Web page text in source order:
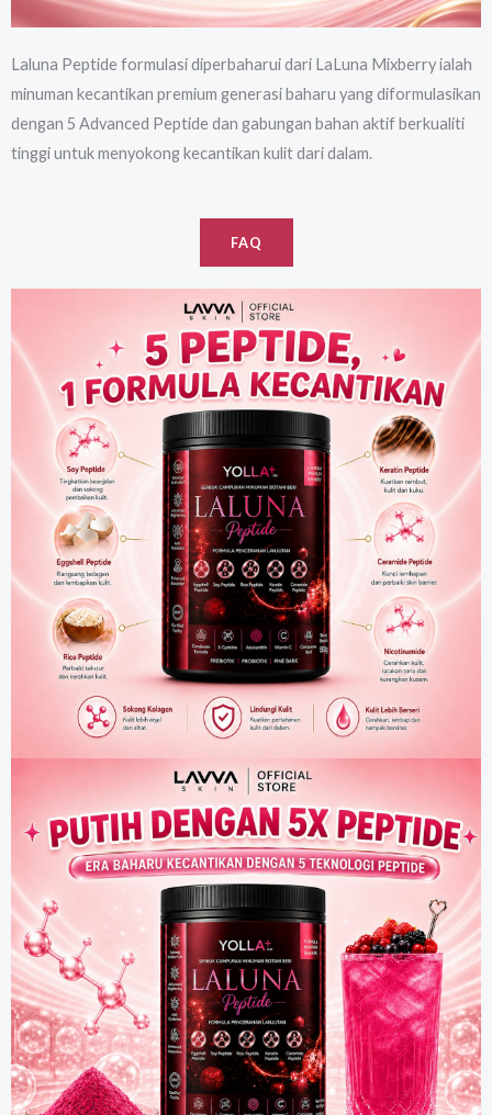
Laluna Peptide formulasi diperbaharui dari LaLuna Mixberry ialah
minuman kecantikan premium generasi baharu yang diformulasikan
dengan 5 Advanced Peptide dan gabungan bahan aktif berkualiti
tinggi untuk menyokong kecantikan kulit dari dalam.
FAQ